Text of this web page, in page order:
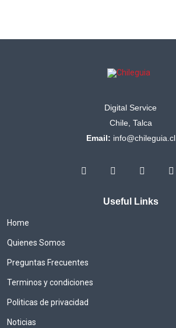
Digital Service
Chile, Talca
Email: info@chileguia.cl
Useful Links
Home
Quienes Somos
Preguntas Frecuentes
Terminos y condiciones
Politicas de privacidad
Noticias